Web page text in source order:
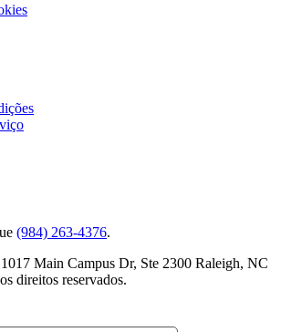
(984) 263-4376.
Main Campus Dr, Ste 2300 Raleigh, NC
direitos reservados.